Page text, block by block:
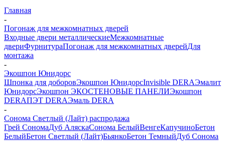
Главная
-
Погонаж для межкомнатных дверей
Входные двери металлическиеМежкомнатные
двериФурнитураПогонаж для межкомнатных дверейДля
монтажа
-
Экошпон Юнидорс
Шпонка для доборовЭкошпон ЮнидорсInvisible DERAЭмалит
ЮнидорсЭкошпон ЭКОСТЕНОВЫЕ ПАНЕЛИЭкошпон
DERAПЭТ DERAЭмаль DERA
-
Сонома Светлый (Лайт) распродажа
Грей СономаДуб АляскаСонома БелыйВенгеКапучиноБетон
БелыйБетон Светлый (Лайт)БьянкоБетон ТемныйДуб Сонома